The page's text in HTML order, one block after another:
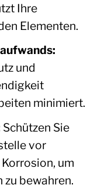
Ihre
Elementen.
und
minimiert.
Schützen Sie
vor
um
zu bewahren.